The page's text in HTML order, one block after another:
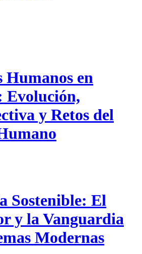
Humanos en
Evolución,
y Retos del
Sostenible: El
y la Vanguardia
Modernas